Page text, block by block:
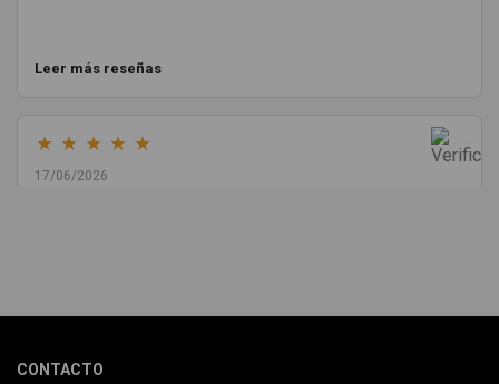
Leer más reseñas
★ ★ ★ ★ ★
17/06/2026
la pieza llegó correcta y bien embalada, además de llegarme 2
CONTACTO